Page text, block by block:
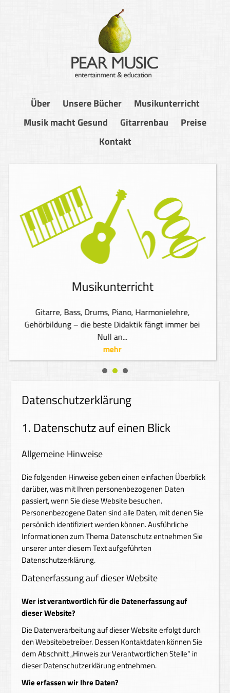
Über Unsere Bücher
Musikunterricht
Musik macht Gesund
Gitarrenbau
Preise
Kontakt
Musikunterricht
Gitarre, Bass, Drums, Piano, Harmonielehre,
Gehörbildung – die beste Didaktik fängt immer bei
Null an...
mehr
Datenschutzerklärung
1. Datenschutz auf einen Blick
Allgemeine Hinweise
Die folgenden Hinweise geben einen einfachen Überblick
darüber, was mit Ihren personenbezogenen Daten
passiert, wenn Sie diese Website besuchen.
Personenbezogene Daten sind alle Daten, mit denen Sie
persönlich identifiziert werden können. Ausführliche
Informationen zum Thema Datenschutz entnehmen Sie
unserer unter diesem Text aufgeführten
Datenschutzerklärung.
Datenerfassung auf dieser Website
Wer ist verantwortlich für die Datenerfassung auf
dieser Website?
Die Datenverarbeitung auf dieser Website erfolgt durch
den Websitebetreiber. Dessen Kontaktdaten können Sie
dem Abschnitt „Hinweis zur Verantwortlichen Stelle“ in
dieser Datenschutzerklärung entnehmen.
Wie erfassen wir Ihre Daten?